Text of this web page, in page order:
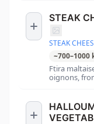
STEAK
STEAK
~700–1000
Ftira
oignons,